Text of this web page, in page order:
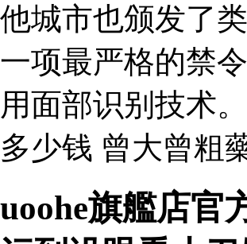
他城市也颁发了
一项最严格的禁
用面部识别技术。
多少钱 曾大曾粗
uoohe旗艦店官